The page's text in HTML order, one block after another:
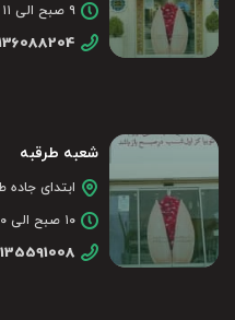
۹ صبح الی ۱۱ شب
شعبه طرقبه
ابتدای جاده
۱۰ صبح الی ۱۰ شب